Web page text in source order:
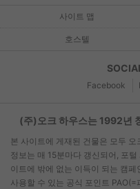
사이트 맵
호스텔
Facebook
(주)오크 하우스는 1992년
본 사이트에 게재된 건물은 모두
정보는 매 15분마다 갱신되어, 포
이트에 밖에 없는 이득이 되는 캠
사용할 수 있는 공식 포인트